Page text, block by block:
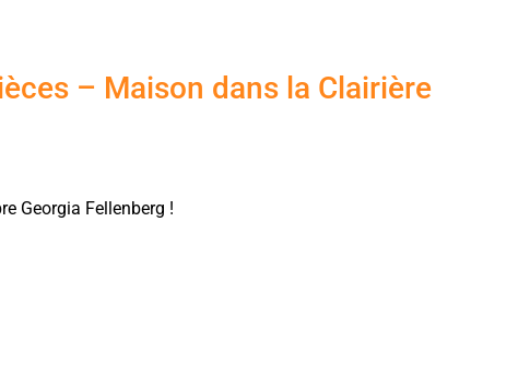
– Maison dans la Clairière
Georgia Fellenberg !